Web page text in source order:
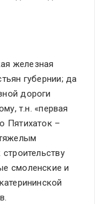
железная
губернии; да
дороги
т.н. «первая
Пятихаток –
смоленские и